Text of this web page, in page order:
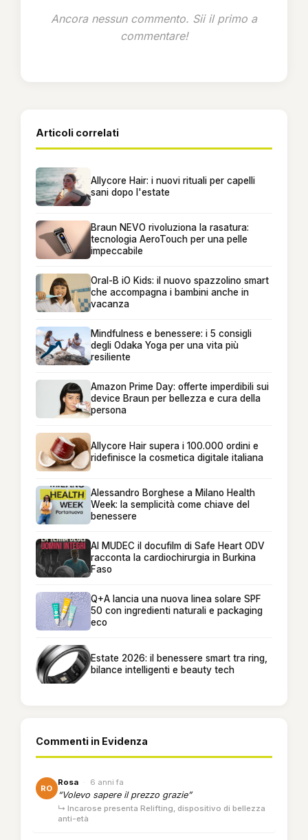
Ancora nessun commento. Sii il primo a
commentare!
Articoli correlati
Allycore Hair: i nuovi rituali per capelli
sani dopo l'estate
Braun NEVO rivoluziona la rasatura:
tecnologia AeroTouch per una pelle
impeccabile
Oral-B iO Kids: il nuovo spazzolino smart
che accompagna i bambini anche in
vacanza
Mindfulness e benessere: i 5 consigli
degli Odaka Yoga per una vita più
resiliente
Amazon Prime Day: offerte imperdibili sui
device Braun per bellezza e cura della
persona
Allycore Hair supera i 100.000 ordini e
ridefinisce la cosmetica digitale italiana
Alessandro Borghese a Milano Health
Week: la semplicità come chiave del
benessere
Al MUDEC il docufilm di Safe Heart ODV
racconta la cardiochirurgia in Burkina
Faso
Q+A lancia una nuova linea solare SPF
50 con ingredienti naturali e packaging
eco
Estate 2026: il benessere smart tra ring,
bilance intelligenti e beauty tech
Commenti in Evidenza
RO
Rosa · 6 anni fa
“Volevo sapere il prezzo grazie”
↳ Incarose presenta Relifting, dispositivo di bellezza
anti-età